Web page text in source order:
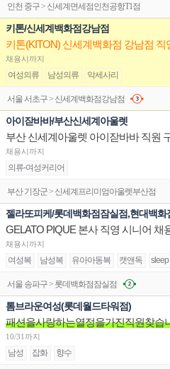
인천 중구 > 신세계면세점인천공항T1점
키톤/신세계백화점강남점
키톤(KITON) 신세계백화점 강남점 직
채용시까지
여성의류 남성의류 악세사리
서울 서초구 > 신세계백화점강남점
아이잗바바/부산신세계아울렛
부산 신세계아울렛 아이잗바바 직원
채용시까지
의류-여성커리어
부산 기장군 > 신세계프리미엄아울렛부산점
젤라또피케/롯데백화점잠실점,현대백화
GELATO PIQUE 본사 직영 시니어 채
채용시까지
여성복 남성복 유아아동복 캣앤독 sleep
서울 송파구 > 롯데백화점잠실점
톰브라운여성(롯데월드타워점)
패션을사랑하는열정을가진직원찾습
10/31까지
남성 잡화 향수